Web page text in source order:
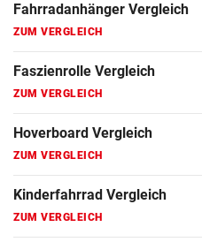
Fahrradanhänger Vergleich
ZUM VERGLEICH
Faszienrolle Vergleich
ZUM VERGLEICH
Hoverboard Vergleich
ZUM VERGLEICH
Kinderfahrrad Vergleich
ZUM VERGLEICH